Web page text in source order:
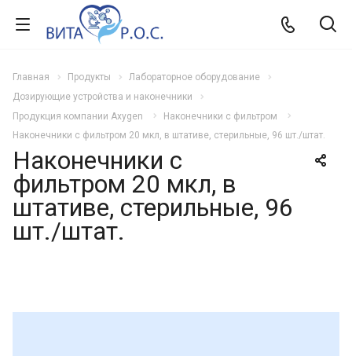
Главная Продукты
Лабораторное оборудование
Дозирующие устройства и наконечники
Продукция компании Axygen
Наконечники с фильтром
Наконечники с фильтром 20 мкл, в штативе, стерильные, 96 шт./штат.
Наконечники с
фильтром 20 мкл, в
штативе, стерильные, 96
шт./штат.